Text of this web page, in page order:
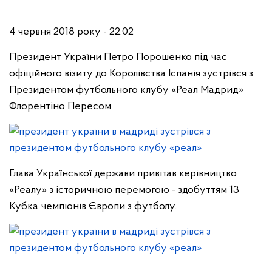
4 червня 2018 року - 22:02
Президент України Петро Порошенко під час
офіційного візиту до Королівства Іспанія зустрівся з
Президентом футбольного клубу «Реал Мадрид»
Флорентіно Пересом.
Глава Української держави привітав керівництво
«Реалу» з історичною перемогою - здобуттям 13
Кубка чемпіонів Європи з футболу.